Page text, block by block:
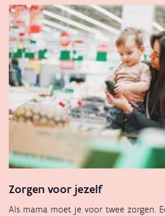
Zorgen voor jezelf
Als mama moet je voor twee zorgen.